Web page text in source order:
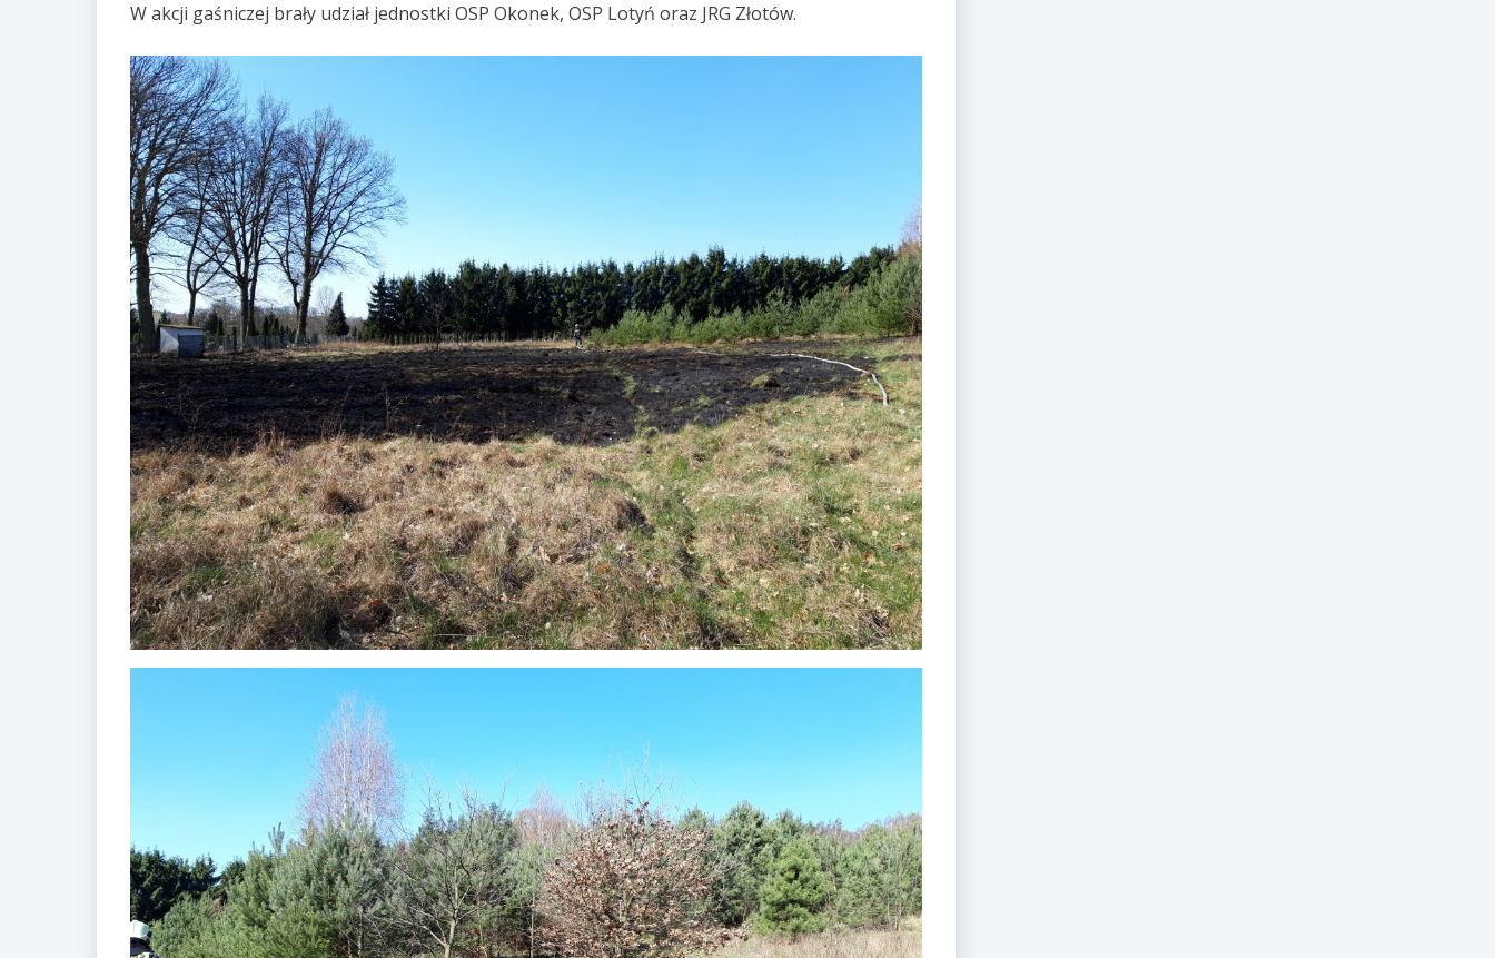
W akcji gaśniczej brały udział jednostki OSP Okonek, OSP Lotyń oraz JRG Złotów.